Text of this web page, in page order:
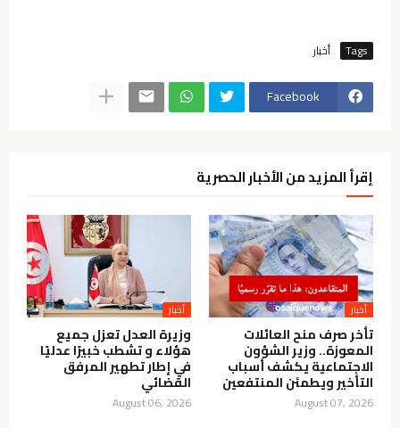
Tags أخبار
Facebook
إقرأ المزيد من الأخبار الحصرية
أخبار
تأخر صرف منح العائلات
المعوزة.. وزير الشؤون
الاجتماعية يكشف أسباب
التأخير ويطمئن المنتفعين
August 07, 2026
أخبار
وزيرة العدل تعزل جميع
هؤلاء و تشطب خبيرًا عدليًا
في إطار تطهير المرفق
القضائي
August 06, 2026